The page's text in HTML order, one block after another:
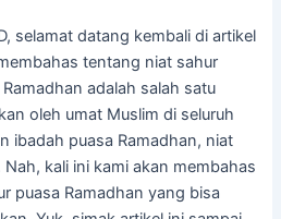
selamat datang kembali di artikel
tentang niat sahur
adalah salah satu
oleh umat Muslim di seluruh
ibadah puasa Ramadhan, niat
kali ini kami akan membahas
puasa Ramadhan yang bisa